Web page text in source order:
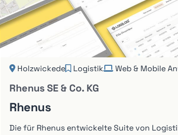
Holzwickede Logistik Web & Mobile
Rhenus SE & Co. KG
Rhenus
Die für Rhenus entwickelte Suite von